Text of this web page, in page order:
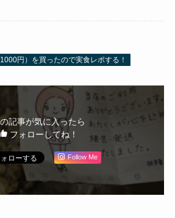
円）を買ったので実食レポする！
記事が気に入ったら
フォローしてね！
Follow Me